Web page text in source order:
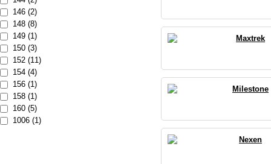
146 (2)
148 (8)
149 (1)
150 (3)
152 (11)
154 (4)
156 (1)
158 (1)
160 (5)
1006 (1)
Maxtrek
Milestone
Nexen